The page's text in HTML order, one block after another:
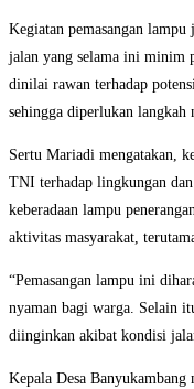
Kegiatan pemasangan lampu
jalan yang selama ini minim
dinilai rawan terhadap
sehingga diperlukan langkah
Sertu Mariadi mengatakan,
TNI terhadap lingkungan
keberadaan lampu
aktivitas masyarakat,
“Pemasangan lampu ini
nyaman bagi warga. Selain
diinginkan akibat kondisi
Kepala Desa Banyukambang